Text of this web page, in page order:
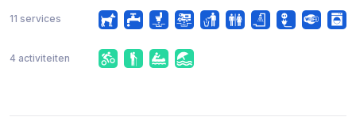
11 services
4 activiteiten